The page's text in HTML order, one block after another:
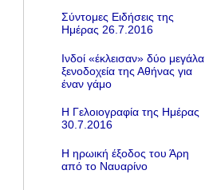
Σύντομες Ειδήσεις της
Ημέρας 26.7.2016
Ινδοί «έκλεισαν» δύο μεγάλα
ξενοδοχεία της Αθήνας για
έναν γάμο
Η Γελοιογραφία της Ημέρας
30.7.2016
Η ηρωική έξοδος του Άρη
από το Ναυαρίνο